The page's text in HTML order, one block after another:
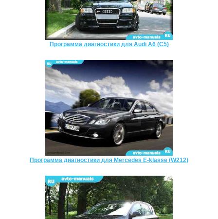
Программа диагностики для Audi A6 (C5)
Программа диагностики для Mercedes E-klasse (W212)